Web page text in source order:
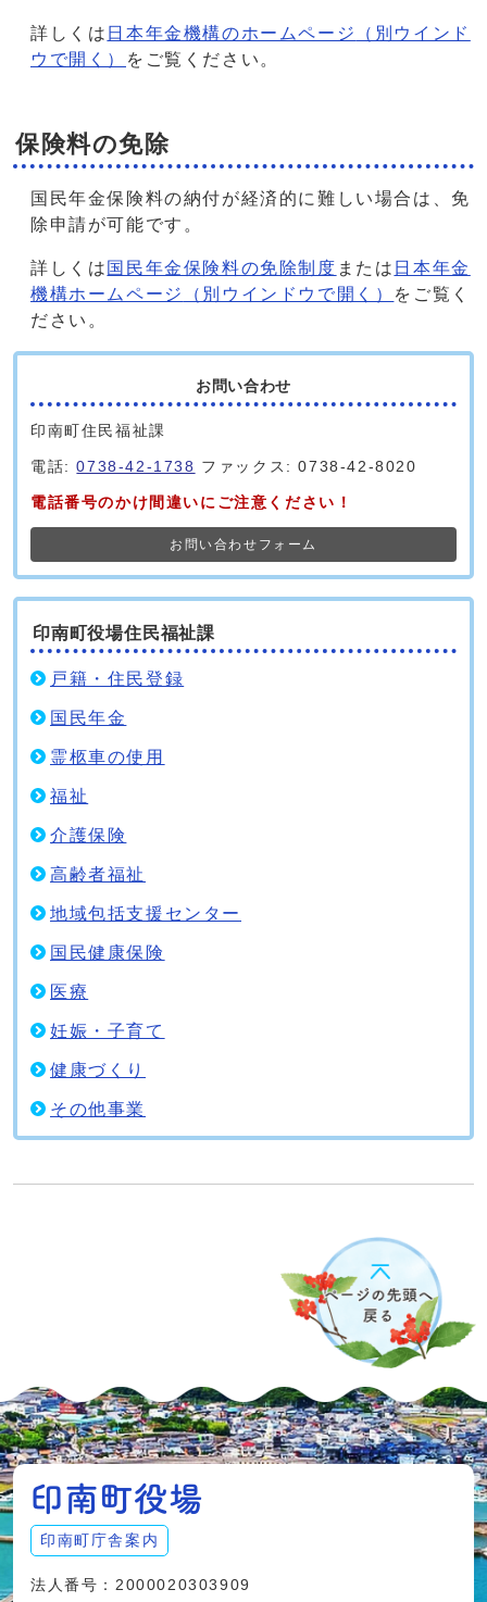
詳しくは 日本年金機構のホームページ
（別ウインド
ウで開く）
をご覧ください。
保険料の免除
国民年金保険料の納付が経済的に難しい場合は、免
除申請が可能です。
詳しくは 国民年金保険料の免除制度 または 日本年金
機構ホームページ
（別ウインドウで開く） をご覧く
ださい。
お問い合わせ
印南町住民福祉課
電話:0738-42-1738 ファックス: 0738-42-8020
電話番号のかけ間違いにご注意ください！
お問い合わせフォーム
印南町役場住民福祉課
戸籍・住民登録
国民年金
霊柩車の使用
福祉
介護保険
高齢者福祉
地域包括支援センター
国民健康保険
医療
妊娠・子育て
健康づくり
その他事業
印南町庁舎案内
法人番号：2000020303909